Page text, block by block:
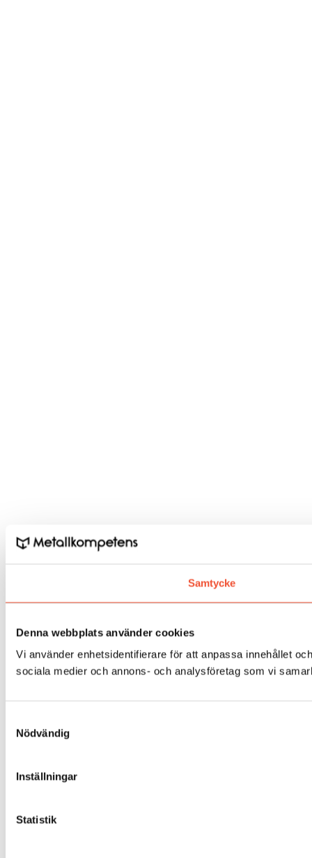
Samtycke
Denna webbplats använder cookies
Vi använder enhetsidentifierare för att anpassa innehållet
sociala medier och annons- och analysföretag som vi
Nödvändig
Inställningar
Statistik